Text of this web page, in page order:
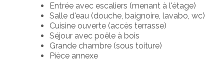
Entrée avec escaliers (menant à l'étage)
Salle d'eau (douche, baignoire, lavabo, wc)
Cuisine ouverte (accès terrasse)
Séjour avec poêle à bois
Grande chambre (sous toiture)
Pièce annexe